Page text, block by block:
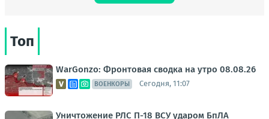
Топ
WarGonzo: Фронтовая сводка на утро 08.08.26
ВОЕНКОРЫ Сегодня, 11:07
Уничтожение РЛС П-18 ВСУ ударом БпЛА